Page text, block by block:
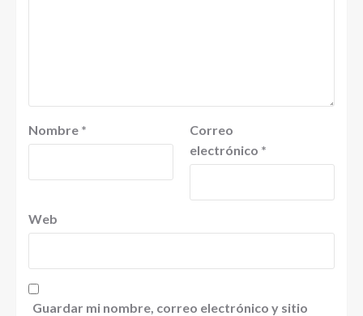
Nombre *
Correo
electrónico *
Web
Guardar mi nombre, correo electrónico y sitio